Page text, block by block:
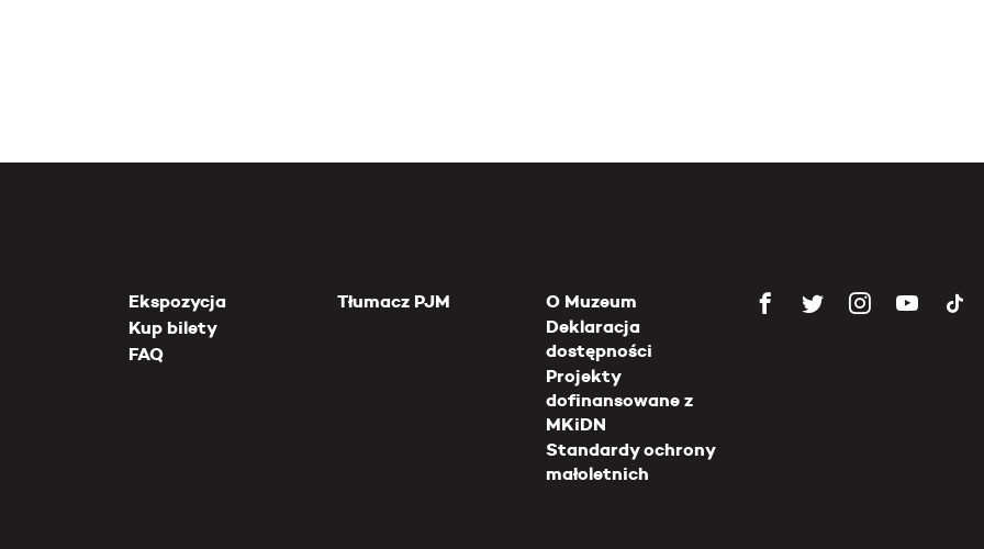
Ekspozycja
Kup bilety
FAQ
Tłumacz PJM
O Muzeum
Deklaracja
dostępności
Projekty
dofinansowane z
MKiDN
Standardy ochrony
małoletnich